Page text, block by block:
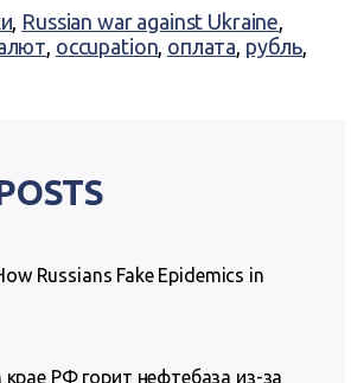
, Russian war against Ukraine,
, occupation, оплата, рубль,
Russians Fake Epidemics in
РФ горит нефтебаза из-за